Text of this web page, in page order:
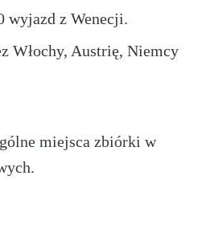
wyjazd z Wenecji.
Włochy, Austrię, Niemcy
miejsca zbiórki w